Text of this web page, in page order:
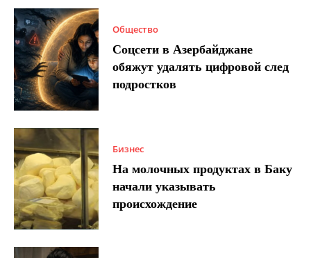
Общество
Соцсети в Азербайджане
обяжут удалять цифровой след
подростков
Бизнес
На молочных продуктах в Баку
начали указывать
происхождение